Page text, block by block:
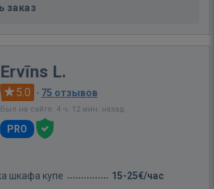
заказ
Ervīns L.
5.0 · 75 отзывов
Был на сайте: 4 ч. 12 мин. назад
PRO
шкафа купе 15-25€/час